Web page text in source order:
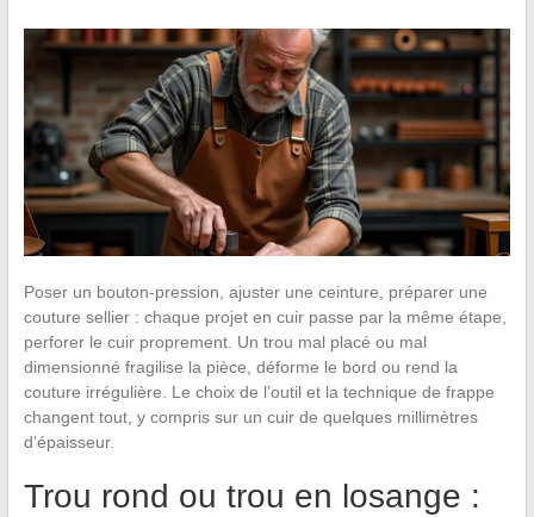
Poser un bouton-pression, ajuster une ceinture, préparer une
couture sellier : chaque projet en cuir passe par la même étape,
perforer le cuir proprement. Un trou mal placé ou mal
dimensionné fragilise la pièce, déforme le bord ou rend la
couture irrégulière. Le choix de l’outil et la technique de frappe
changent tout, y compris sur un cuir de quelques millimètres
d’épaisseur.
Trou rond ou trou en losange :